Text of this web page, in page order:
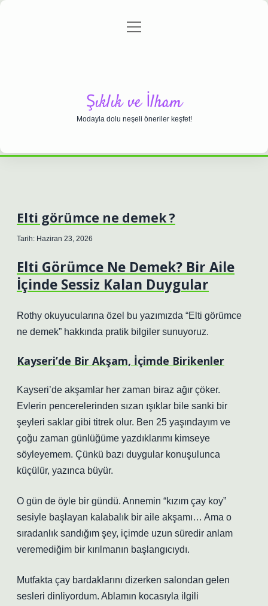
Gizlilik Politikası
menüyü
Şıklık ve İlham
Modayla dolu neşeli öneriler keşfet!
Elti görümce ne demek ?
Tarih: Haziran 23, 2026
Elti Görümce Ne Demek? Bir Aile
İçinde Sessiz Kalan Duygular
Rothy okuyucularına özel bu yazımızda “Elti görümce
ne demek” hakkında pratik bilgiler sunuyoruz.
Kayseri’de Bir Akşam, İçimde Birikenler
Kayseri’de akşamlar her zaman biraz ağır çöker.
Evlerin pencerelerinden sızan ışıklar bile sanki bir
şeyleri saklar gibi titrek olur. Ben 25 yaşındayım ve
çoğu zaman günlüğüme yazdıklarımı kimseye
söyleyemem. Çünkü bazı duygular konuşulunca
küçülür, yazınca büyür.
O gün de öyle bir gündü. Annemin “kızım çay koy”
sesiyle başlayan kalabalık bir aile akşamı… Ama o
sıradanlık sandığım şey, içimde uzun süredir anlam
veremediğim bir kırılmanın başlangıcıydı.
Mutfakta çay bardaklarını dizerken salondan gelen
sesleri dinliyordum. Ablamın kocasıyla ilgili